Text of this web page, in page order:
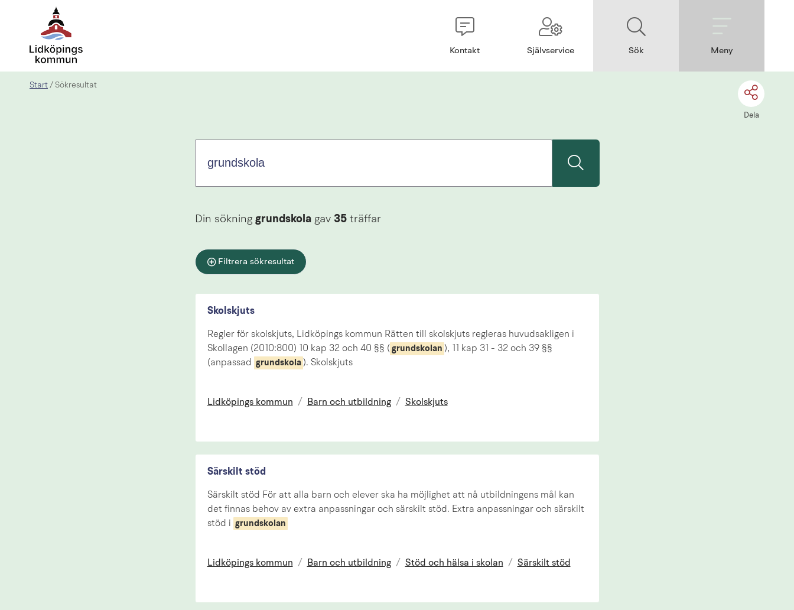
Kontakt Självservice Sök Meny
Start / Sökresultat
Dela
Sökförslagen
presenteras
under
sökrutan
Din sökning grundskolagav 35träffar
Filtrera sökresultat
Skolskjuts
Regler för skolskjuts, Lidköpings kommun Rätten till skolskjuts regleras huvudsakligen i
Skollagen (2010:800) 10 kap 32 och 40 §§ ( grundskolan ), 11 kap 31 - 32 och 39 §§
(anpassad grundskola ). Skolskjuts
Lidköpings kommun / Barn och utbildning / Skolskjuts
Särskilt stöd
Särskilt stöd För att alla barn och elever ska ha möjlighet att nå utbildningens mål kan
det finnas behov av extra anpassningar och särskilt stöd. Extra anpassningar och särskilt
stöd i grundskolan
Lidköpings kommun / Barn och utbildning / Stöd och hälsa i skolan / Särskilt stöd